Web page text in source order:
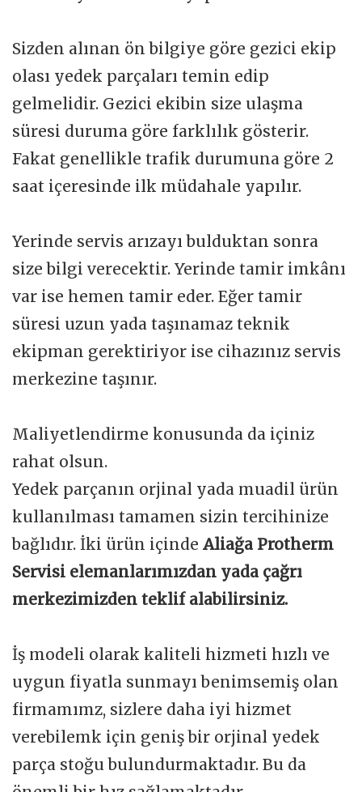
Sizden alınan ön bilgiye göre gezici ekip
olası yedek parçaları temin edip
gelmelidir. Gezici ekibin size ulaşma
süresi duruma göre farklılık gösterir.
Fakat genellikle trafik durumuna göre 2
saat içeresinde ilk müdahale yapılır.
Yerinde servis arızayı bulduktan sonra
size bilgi verecektir. Yerinde tamir imkânı
var ise hemen tamir eder. Eğer tamir
süresi uzun yada taşınamaz teknik
ekipman gerektiriyor ise cihazınız servis
merkezine taşınır.
Maliyetlendirme konusunda da içiniz
rahat olsun.
Yedek parçanın orjinal yada muadil ürün
kullanılması tamamen sizin tercihinize
bağlıdır. İki ürün içinde Aliağa Protherm
Servisi elemanlarımızdan yada çağrı
merkezimizden teklif alabilirsiniz.
İş modeli olarak kaliteli hizmeti hızlı ve
uygun fiyatla sunmayı benimsemiş olan
firmamımz, sizlere daha iyi hizmet
verebilemk için geniş bir orjinal yedek
parça stoğu bulundurmaktadır. Bu da